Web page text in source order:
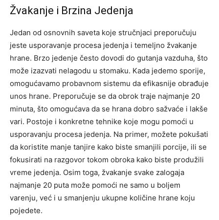
Žvakanje i Brzina Jedenja
Jedan od osnovnih saveta koje stručnjaci preporučuju
jeste usporavanje procesa jedenja i temeljno žvakanje
hrane. Brzo jedenje često dovodi do gutanja vazduha, što
može izazvati nelagodu u stomaku. Kada jedemo sporije,
omogućavamo probavnom sistemu da efikasnije obrađuje
unos hrane. Preporučuje se da obrok traje najmanje 20
minuta, što omogućava da se hrana dobro sažvaće i lakše
vari. Postoje i konkretne tehnike koje mogu pomoći u
usporavanju procesa jedenja. Na primer, možete pokušati
da koristite manje tanjire kako biste smanjili porcije, ili se
fokusirati na razgovor tokom obroka kako biste produžili
vreme jedenja. Osim toga, žvakanje svake zalogaja
najmanje 20 puta može pomoći ne samo u boljem
varenju, već i u smanjenju ukupne količine hrane koju
pojedete.